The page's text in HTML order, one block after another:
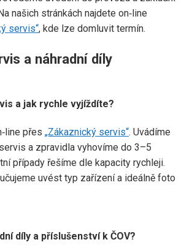
našich stránkách najdete on‑line
servis“, kde lze domluvit termín.
a náhradní díly
a jak rychle vyjíždíte?
přes „Zákaznický servis“. Uvádíme
a zpravidla vyhovíme do 3–5
případy řešíme dle kapacity rychleji.
uvést typ zařízení a ideálně foto
díly a příslušenství k ČOV?